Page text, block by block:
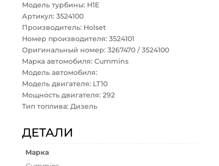
Модель турбины: H1E
Артикул: 3524100
Производитель: Holset
Номер производителя: 3524101
Оригинальный номер: 3267470 / 3524100
Марка автомобиля: Cummins
Модель автомобиля:
Модель двигателя: LT10
Мощность двигателя: 292
Тип топлива: Дизель
ДЕТАЛИ
Марка